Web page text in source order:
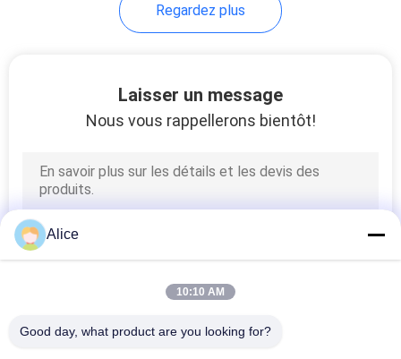
Détecteur de gaz
Par le radar de mur
Regardez plus
Laisser un message
Nous vous rappellerons bientôt!
Alice
10:10 AM
Good day, what product are you looking for?